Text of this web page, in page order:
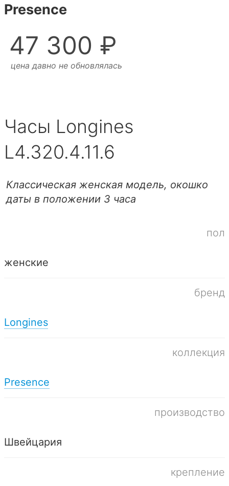
Presence
47 300 ₽
цена давно не обновлялась
Часы Longines
L4.320.4.11.6
Классическая женская модель, окошко
даты в положении 3 часа
пол
женские
бренд
Longines
коллекция
Presence
производство
Швейцария
крепление